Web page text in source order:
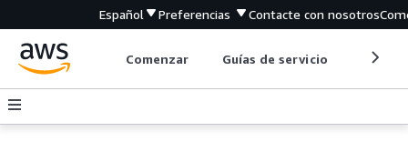
Español Preferencias Contacte con nosotros
Comenzar Guías de servicio